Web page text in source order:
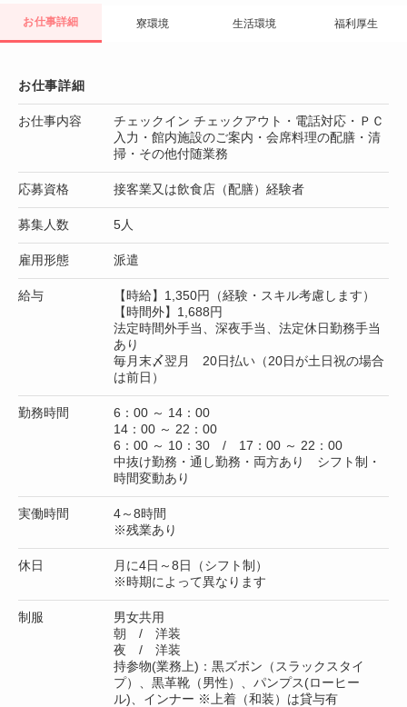
お仕事詳細 寮環境 生活環境 福利厚生
お仕事詳細
お仕事内容
チェックイン チェックアウト・電話対応・ＰＣ
入力・館内施設のご案内・会席料理の配膳・清
掃・その他付随業務
応募資格 接客業又は飲食店（配膳）経験者
募集人数 5人
雇用形態 派遣
給与
【時給】1,350円（経験・スキル考慮します）
【時間外】1,688円
法定時間外手当、深夜手当、法定休日勤務手当
あり
毎月末〆翌月 20日払い（20日が土日祝の場合
は前日）
勤務時間
6：00 ～ 14：00
14：00 ～ 22：00
6：00 ～ 10：30 / 17：00 ～ 22：00
中抜け勤務・通し勤務・両方あり シフト制・
時間変動あり
実働時間
4～8時間
※残業あり
休日
月に4日～8日（シフト制）
※時期によって異なります
制服
男女共用
朝 / 洋装
夜 / 洋装
持参物(業務上)：黒ズボン（スラックスタイ
プ）、黒革靴（男性）、パンプス(ローヒー
ル)、インナー ※上着（和装）は貸与有